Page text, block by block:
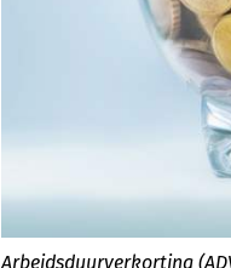
Arbeidsduurverkorting